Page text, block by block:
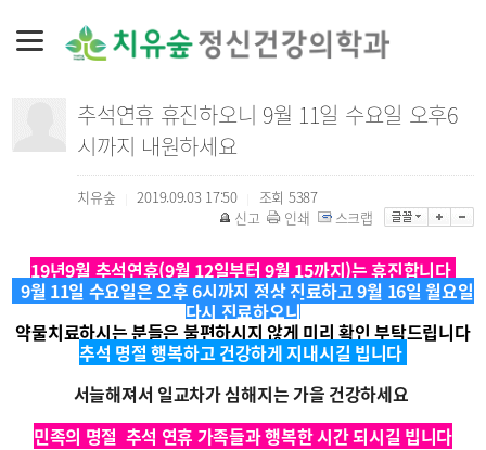
추석연휴 휴진하오니 9월 11일 수요일 오후6
시까지 내원하세요
치유숲 2019.09.03 17:50 조회 5387
신고
인쇄 스크랩
19년9월 추석연휴(9월 12일부터 9월 15까지)는 휴진합니다
9월 11일 수요일은 오후 6시까지 정상 진료하고 9월 16일 월요일
다시 진료하오니
약물치료하시는 분들은 불편하시지 않게 미리 확인 부탁드립니다
추석 명절 행복하고 건강하게 지내시길 빕니다
서늘해져서 일교차가 심해지는 가을 건강하세요
민족의 명절 추석 연휴 가족들과 행복한 시간 되시길 빕니다